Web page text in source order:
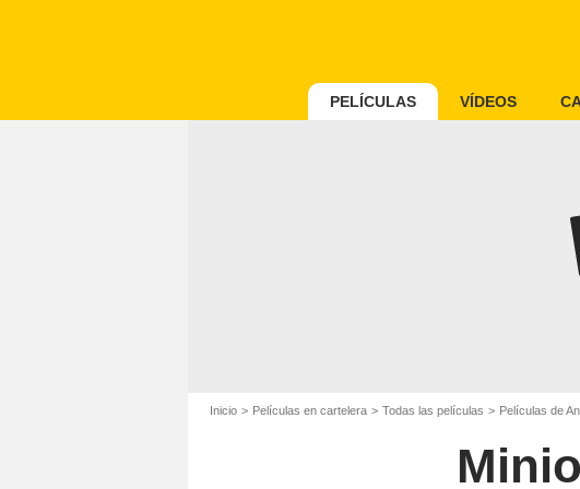
PELÍCULAS VÍDEOS
Inicio Películas en cartelera Todas las películas Películas de